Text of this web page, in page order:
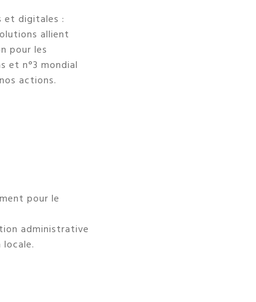
et digitales :
allient
pour les
et n°3 mondial
actions.
pour le
administrative